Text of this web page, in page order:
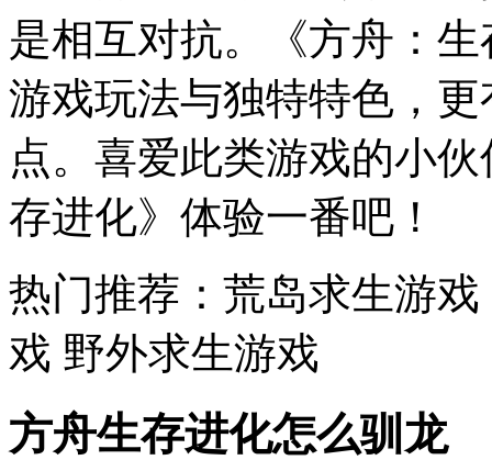
是相互对抗。《方舟：
游戏玩法与独特特色，
点。喜爱此类游戏的小
存进化》体验一番吧！
热门推荐： 荒岛求生游
戏 野外求生游戏
方舟生存进化怎么驯龙